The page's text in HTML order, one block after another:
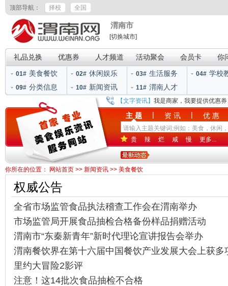
顶部导航： 择校 全国
渭南市
[切换城市]
礼品兑换 优惠券 人才频道 活动聚会 会员卡 你
01# 美食餐饮 02# 休闲娱乐 03# 生活服务 04# 学校
09# 分类信息 10# 新闻资讯 11# 渭南人才
【文字资讯】 我是商家，我要提供优惠
主 题 | 资 讯 | 优 惠
贵 辣 烂 咸 慢 更多...
你所在的位置： 网站首页 >> 新闻资讯 >> 美食餐饮
权威公告
全省市场监管食品执法稽查工作会在渭南举办
市场监管局开展食品抽检合格备份样品捐赠活动
渭南市“东秦新青年”新时代理论宣讲报告会举办
渭南餐饮界在第十六届中国餐饮产业发展大会上获多
里约大冒险2影评
注意！这14批次食品抽检不合格